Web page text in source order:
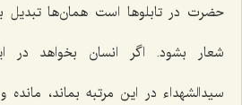
حضرت در تابلوها است همان‌ها تبديل
شعار بشود. اگر انسان بخواهد در
سيدالشهداء‌ در اين مرتبه بماند، مانده